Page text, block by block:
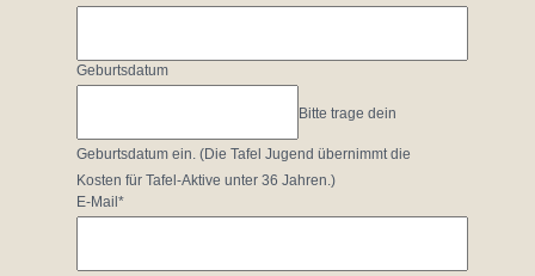
Geburtsdatum
Bitte trage dein
Geburtsdatum ein. (Die Tafel Jugend übernimmt die
Kosten für Tafel-Aktive unter 36 Jahren.)
E-Mail*